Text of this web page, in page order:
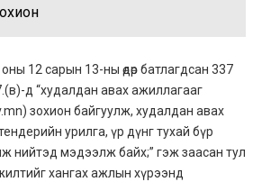
12 сарын 13-ны өдөр батлагдсан 337
д “худалдан авах ажиллагааг
зохион байгуулж, худалдан авах
тендерийн урилга, үр дүнг тухай бүр
нийтэд мэдээлж байх;” гэж заасан тул
хангах ажлын хүрээнд